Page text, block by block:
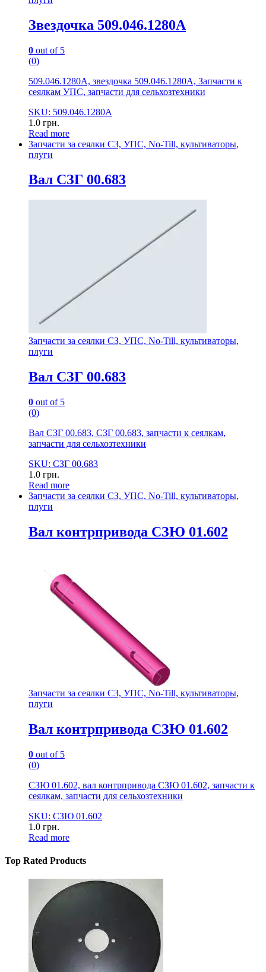
Звездочка 509.046.1280А
0 out of 5
(0)
509.046.1280А, звездочка 509.046.1280А, Запчасти к
сеялкам УПС, запчасти для сельхозтехники
SKU: 509.046.1280А
1.0 грн.
Read more
Запчасти за сеялки СЗ, УПС, No-Till, культиваторы,
плуги
Вал СЗГ 00.683
Запчасти за сеялки СЗ, УПС, No-Till, культиваторы,
плуги
Вал СЗГ 00.683
0 out of 5
(0)
Вал СЗГ 00.683, СЗГ 00.683, запчасти к сеялкам,
запчасти для сельхозтехники
SKU: СЗГ 00.683
1.0 грн.
Read more
Запчасти за сеялки СЗ, УПС, No-Till, культиваторы,
плуги
Вал контрпривода СЗЮ 01.602
Запчасти за сеялки СЗ, УПС, No-Till, культиваторы,
плуги
Вал контрпривода СЗЮ 01.602
0 out of 5
(0)
СЗЮ 01.602, вал контрпривода СЗЮ 01.602, запчасти к
сеялкам, запчасти для сельхозтехники
SKU: СЗЮ 01.602
1.0 грн.
Read more
Top Rated Products